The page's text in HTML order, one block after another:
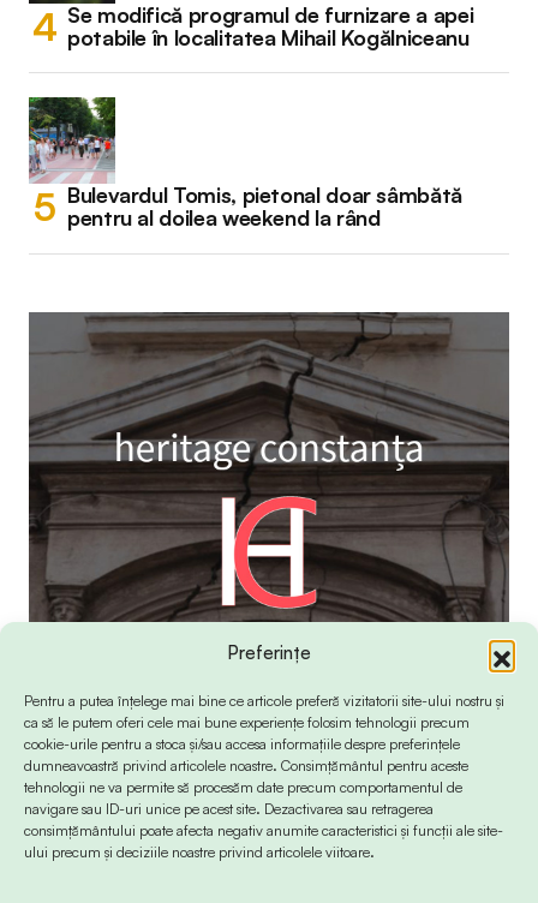
Preferințe
Pentru a putea înțelege mai bine ce articole preferă vizitatorii site-ului nostru și
ca să le putem oferi cele mai bune experiențe folosim tehnologii precum
cookie-urile pentru a stoca și/sau accesa informațiile despre preferințele
dumneavoastră privind articolele noastre. Consimțământul pentru aceste
tehnologii ne va permite să procesăm date precum comportamentul de
navigare sau ID-uri unice pe acest site. Dezactivarea sau retragerea
consimțământului poate afecta negativ anumite caracteristici și funcții ale site-
ului precum și deciziile noastre privind articolele viitoare.
Se modifică programul de furnizare a apei
potabile în localitatea Mihail Kogălniceanu
Bulevardul Tomis, pietonal doar sâmbătă
pentru al doilea weekend la rând